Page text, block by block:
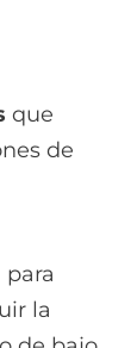
que
de
la